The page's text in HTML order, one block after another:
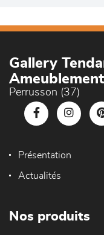
Gallery
Ameublement
Perrusson (37)
Présentation
Actualités
Nos produits